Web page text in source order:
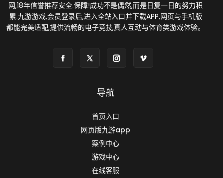
网,18年信誉推荐安全.保障!成功不是偶然,而是日复一日的努力积
累.九游游戏,会员登录后,进入全站入口并下载APP,网页与手机版
都能完美适配,提供流畅的电子竞技,真人互动与体育类游戏体验。
导航
首页入口
网页版九游app
案例中心
游戏中心
在线客服